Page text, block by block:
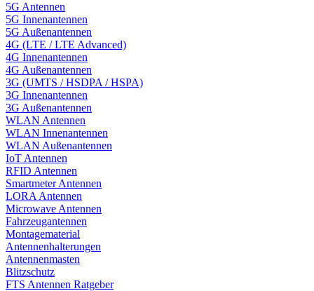
5G Antennen
5G Innenantennen
5G Außenantennen
4G (LTE / LTE Advanced)
4G Innenantennen
4G Außenantennen
3G (UMTS / HSDPA / HSPA)
3G Innenantennen
3G Außenantennen
WLAN Antennen
WLAN Innenantennen
WLAN Außenantennen
IoT Antennen
RFID Antennen
Smartmeter Antennen
LORA Antennen
Microwave Antennen
Fahrzeugantennen
Montagematerial
Antennenhalterungen
Antennenmasten
Blitzschutz
FTS Antennen Ratgeber